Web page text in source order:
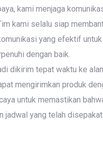
kami menjaga
kami selalu siap
yang efektif
dengan baik.
dikirim tepat waktu ke
mengirimkan produk
untuk memastikan
jadwal yang telah